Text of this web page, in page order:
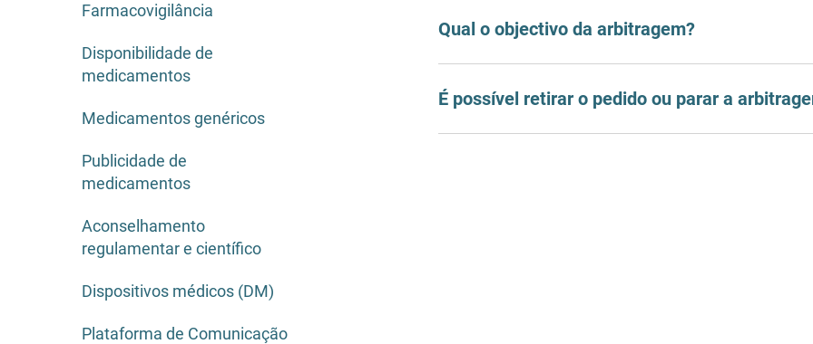
Farmacovigilância
Disponibilidade de
medicamentos
Medicamentos genéricos
Publicidade de
medicamentos
Aconselhamento
regulamentar e científico
Dispositivos médicos (DM)
Plataforma de Comunicação
Qual o objectivo da arbitragem?
É possível retirar o pedido ou parar a